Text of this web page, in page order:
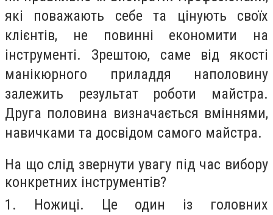
які поважають себе та цінують своїх
клієнтів, не повинні економити на
інструменті. Зрештою, саме від якості
манікюрного приладдя наполовину
залежить результат роботи майстра.
Друга половина визначається вміннями,
навичками та досвідом самого майстра.
На що слід звернути увагу під час вибору
конкретних інструментів?
1. Ножиці. Це один із головних